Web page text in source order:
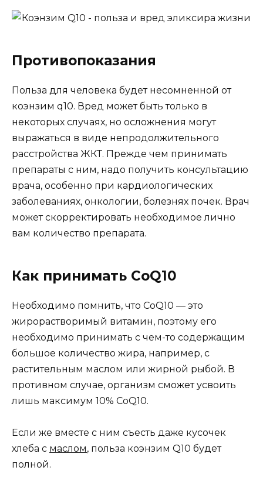
Противопоказания
Польза для человека будет несомненной от
коэнзим q10. Вред может быть только в
некоторых случаях, но осложнения могут
выражаться в виде непродолжительного
расстройства ЖКТ. Прежде чем принимать
препараты с ним, надо получить консультацию
врача, особенно при кардиологических
заболеваниях, онкологии, болезнях почек. Врач
может скорректировать необходимое лично
вам количество препарата.
Как принимать CoQ10
Необходимо помнить, что CoQ10 — это
жирорастворимый витамин, поэтому его
необходимо принимать с чем-то содержащим
большое количество жира, например, с
растительным маслом или жирной рыбой. В
противном случае, организм сможет усвоить
лишь максимум 10% CoQ10.
Если же вместе с ним съесть даже кусочек
хлеба с маслом, польза коэнзим Q10 будет
полной.